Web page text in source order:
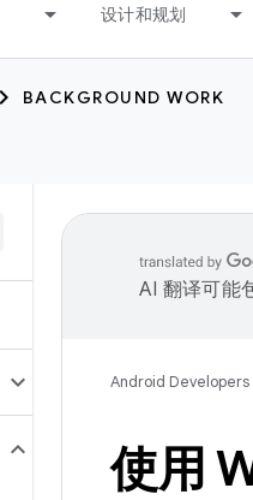
设计和规划
BACKGROUND WORK
AI 翻译可能
Android Developers
使用